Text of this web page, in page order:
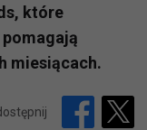
które
miesiącach.